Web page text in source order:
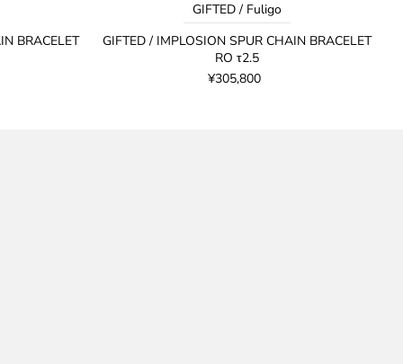
BRACELET
GIFTED / Fuligo
GIFTED / IMPLOSION SPUR CHAIN BRACELET
RO τ2.5
¥305,800